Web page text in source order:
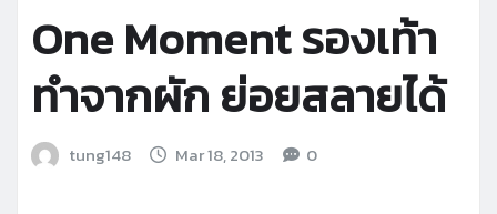
One Moment รองเท้า
ทำจากผัก ย่อยสลายได้
tung148 Mar 18, 2013 0